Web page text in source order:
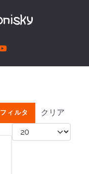
い
フィルタ
クリア
表示数